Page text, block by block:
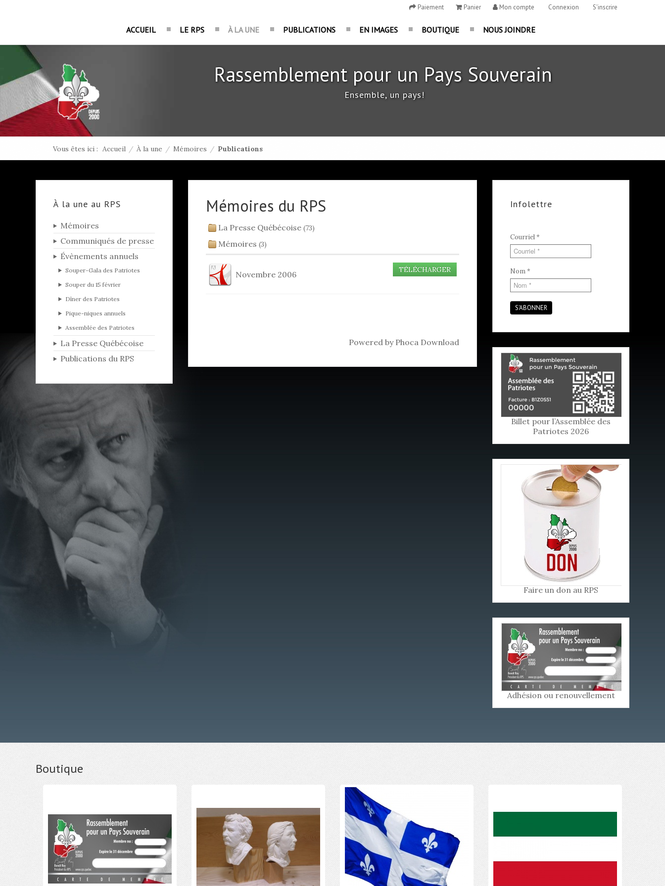
Paiement Panier Mon compte Connexion S'inscrire
ACCUEIL LE RPS À LA UNE PUBLICATIONS EN IMAGES BOUTIQUE NOUS JOINDRE
Rassemblement pour un Pays Souverain
Ensemble, un pays!
Vous êtes ici : Accueil / À la une / Mémoires / Publications
À la une au RPS
Mémoires
Communiqués de presse
Évènements annuels
Souper-Gala des Patriotes
Souper du 15 février
Dîner des Patriotes
Pique-niques annuels
Assemblée des Patriotes
La Presse Québécoise
Publications du RPS
Mémoires du RPS
La Presse Québécoise (73)
Mémoires (3)
Novembre 2006 TÉLÉCHARGER
Powered by Phoca Download
Infolettre
Courriel*
Nom*
S'ABONNER
Billet pour l’Assemblée des
Patriotes 2026
Faire un don au RPS
Adhésion ou renouvellement
Boutique